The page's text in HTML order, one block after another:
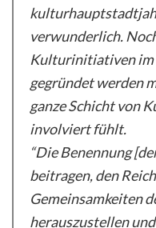
verwunderlich.
Kulturinitiativen
gegründet werden
ganze Schicht von
involviert fühlt.
“Die Benennung
beitragen, den
Gemeinsamkeiten
herauszustellen